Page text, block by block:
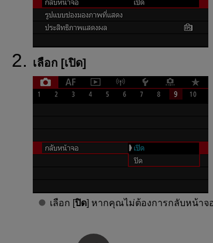
เลือก [เปิด]
เลือก [ปิด] หากคุณไม่ต้องการกลับหน้าจ